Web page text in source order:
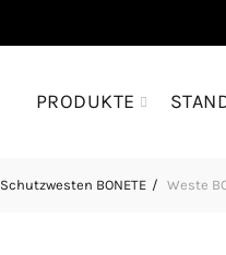
PRODUKTE
Schutzwesten BONETE Weste